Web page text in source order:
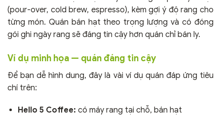
(pour-over, cold brew, espresso), kèm gợi ý độ rang cho
từng món. Quán bán hạt theo trọng lượng và có đóng
gói ghi ngày rang sẽ đáng tin cậy hơn quán chỉ bán ly.
Ví dụ minh họa — quán đáng tin cậy
Để bạn dễ hình dung, đây là vài ví dụ quán đáp ứng tiêu
chí trên:
Hello 5 Coffee: có máy rang tại chỗ, bán hạt